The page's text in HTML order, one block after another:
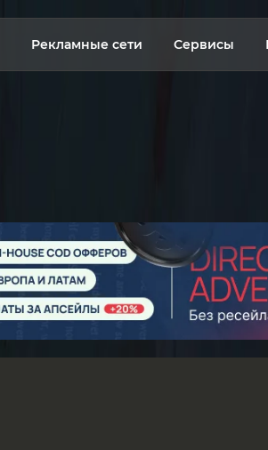
Рекламные сети Сервисы